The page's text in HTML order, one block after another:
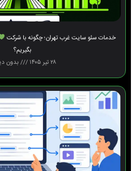
خدمات سئو سایت غرب تهران؛ چگونه با شرکت
بگیریم؟
۲۸ تیر ۱۴۰۵
بدون